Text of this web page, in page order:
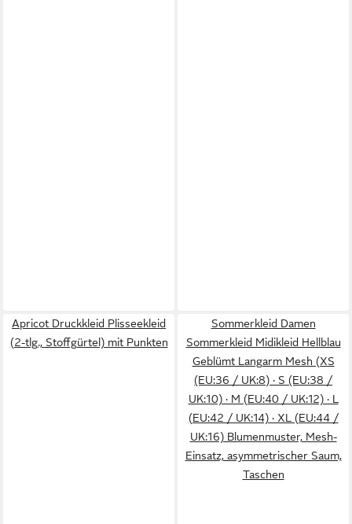
Apricot Druckkleid Plisseekleid
(2-tlg., Stoffgürtel) mit Punkten
Sommerkleid Damen
Sommerkleid Midikleid Hellblau
Geblümt Langarm Mesh (XS
(EU:36 / UK:8) · S (EU:38 /
UK:10) · M (EU:40 / UK:12) · L
(EU:42 / UK:14) · XL (EU:44 /
UK:16) Blumenmuster, Mesh-
Einsatz, asymmetrischer Saum,
Taschen